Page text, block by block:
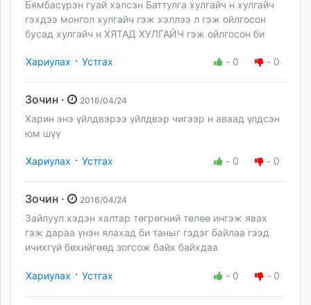
Бямбасүрэн гуай хэлсэн Баттулга хулгайч н хулгайч
гэхдээ монгол хулгайч гэж хэллээ л гэж ойлгосон
бусад хулгайч н ХЯТАД ХУЛГАЙЧ гэж ойлгосон би
Хариулах · Устгах - 0 - 0
Зочин · 2016/04/24
Харин энэ үйлдвэрээ үйлдвэр чигээр н аваад үлдсэн
юм шүү
Хариулах · Устгах - 0 - 0
Зочин · 2016/04/24
Зайлуул хэдэн халтар төгрөгний төлөө ингэж явах
гэж дараа үнэн ялахад би таныг гэдэг байлаа гээд
ичихгүй бөхийгөөд зогсож байх байхдаа
Хариулах · Устгах - 0 - 0